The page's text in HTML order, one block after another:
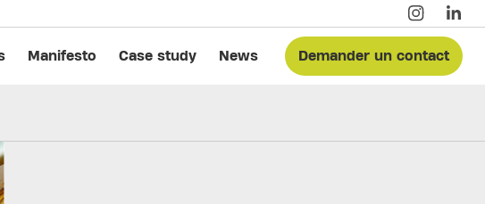
Manifesto Case study News Demander un contact